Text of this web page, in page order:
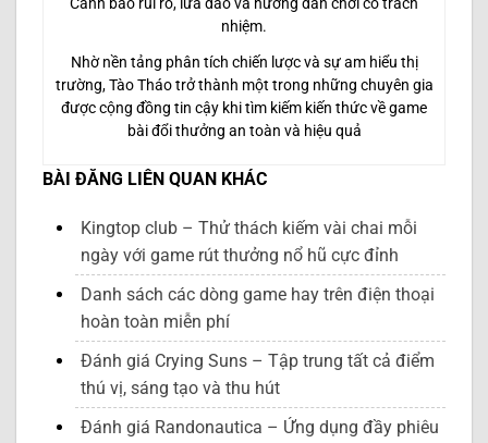
nhiệm.
Nhờ nền tảng phân tích chiến lược và sự am hiểu thị
trường, Tào Tháo trở thành một trong những chuyên gia
được cộng đồng tin cậy khi tìm kiếm kiến thức về game
bài đổi thưởng an toàn và hiệu quả
BÀI ĐĂNG LIÊN QUAN KHÁC
Kingtop club – Thử thách kiếm vài chai mỗi
ngày với game rút thưởng nổ hũ cực đỉnh
Danh sách các dòng game hay trên điện thoại
hoàn toàn miễn phí
Đánh giá Crying Suns – Tập trung tất cả điểm
thú vị, sáng tạo và thu hút
Đánh giá Randonautica – Ứng dụng đầy phiêu